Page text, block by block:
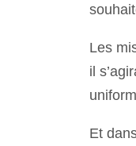
Les
il
Et